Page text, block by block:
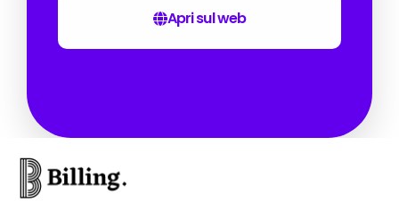
Apri sul web